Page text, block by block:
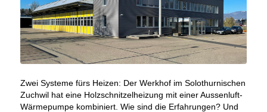
Zwei Systeme fürs Heizen: Der Werkhof im Solothurnischen
Zuchwil hat eine Holzschnitzelheizung mit einer Aussenluft-
Wärmepumpe kombiniert. Wie sind die Erfahrungen? Und